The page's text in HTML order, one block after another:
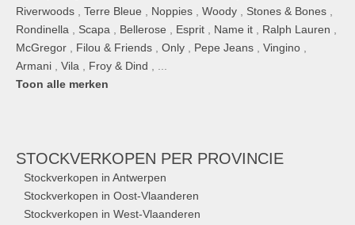
Riverwoods
Terre Bleue Noppies Woody Stones & Bones
Rondinella
Scapa Bellerose Esprit Name it Ralph Lauren
McGregor
Filou & Friends Only Pepe Jeans Vingino
Armani
Vila Froy & Dind
Toon alle merken
STOCKVERKOPEN PER PROVINCIE
Stockverkopen in Antwerpen
Stockverkopen in Oost-Vlaanderen
Stockverkopen in West-Vlaanderen